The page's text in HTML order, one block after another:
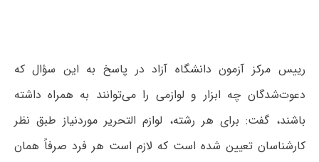
رییس مرکز آزمون دانشگاه آزاد در پاسخ به این سؤال که
دعوت‌شدگان چه ابزار و لوازمی را می‌توانند به همراه داشته
باشند، گفت: برای هر رشته، لوازم التحریر موردنیاز طبق نظر
کارشناسان تعیین شده است که لازم است هر فرد صرفاً همان